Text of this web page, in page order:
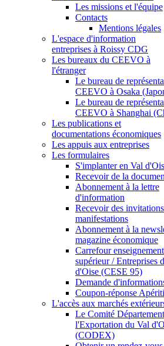
Les missions et l'équipe
Contacts
Mentions légales
L'espace d'information
entreprises à Roissy CDG
Les bureaux du CEEVO à
l'étranger
Le bureau de
CEEVO à Osaka
Le bureau de
CEEVO à Shanghai
Les publications et
documentations économiques
Les appuis aux entreprises
Les formulaires
S'implanter en Val
Recevoir de la
Abonnement à la lettre
d'information
Recevoir des
manifestations
Abonnement à la
magazine économique
Carrefour enseignement
supérieur / Entreprises
d'Oise (CESE 95)
Demande
Coupon-réponse
L'accès aux marchés
Le Comité
l'Exportation du Val
(CODEX)